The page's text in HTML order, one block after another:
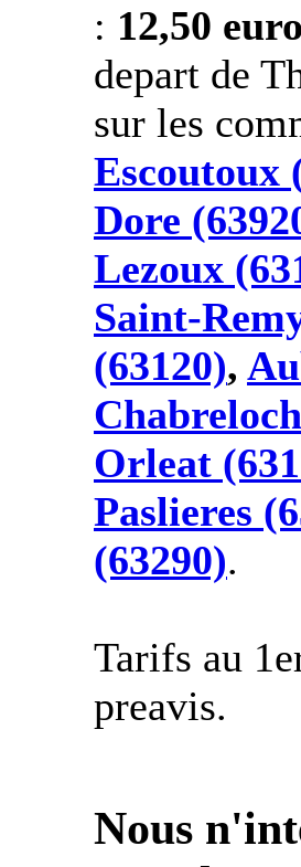
: 12,50
depart de
sur les
Escoutoux
Dore
Lezoux
Saint-
(63120),
Orleat
Paslieres
(63290).
Tarifs au
preavis.
Nous